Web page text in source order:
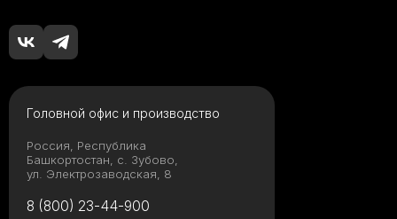
Головной офис и производство
Россия, Республика
Башкортостан, с. Зубово,
ул. Электрозаводская, 8
8 (800) 23-44-900